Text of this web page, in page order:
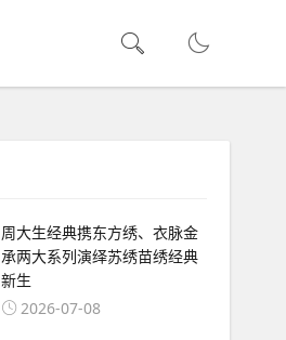
周大生经典携东方绣、衣脉金
承两大系列演绎苏绣苗绣经典
新生
2026-07-08